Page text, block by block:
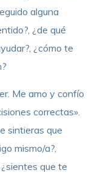
alguna
¿de qué
¿cómo te
Me amo y confío
correctas».
sintieras que
mismo/a?,
que te